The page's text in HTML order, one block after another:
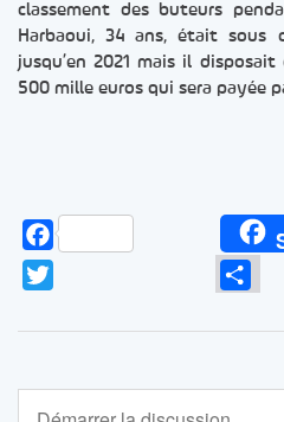
classement des buteurs
Harbaoui, 34 ans, était sous
jusqu’en 2021 mais il disposait
500 mille euros qui sera payée
Facebook